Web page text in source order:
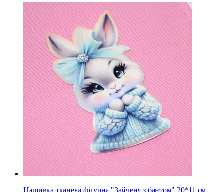
Нашивка тканева фігурна "Зайченя з бантом" 20*11 см